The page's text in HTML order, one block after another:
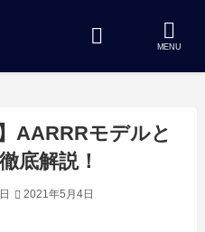
MENU
AARRRモデルと
底解説！
2021年5月4日